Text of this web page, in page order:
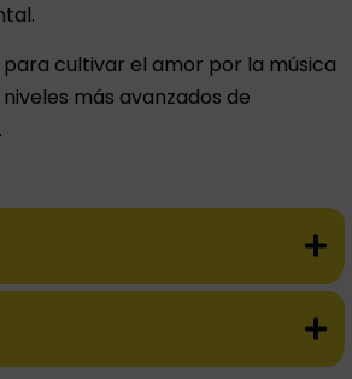
cultivar el amor por la música
más avanzados de